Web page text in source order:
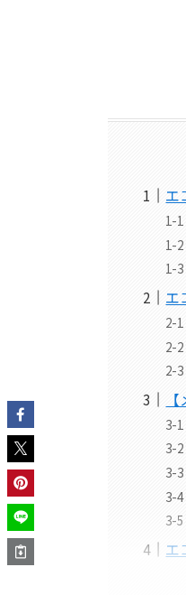
エ
エ
エ